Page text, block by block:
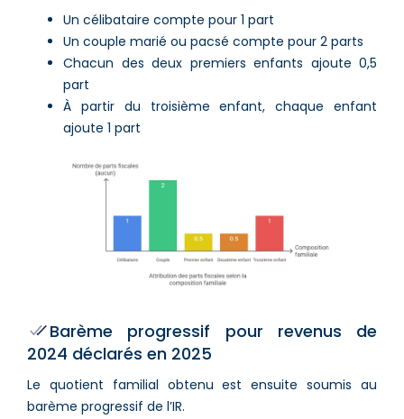
Un célibataire compte pour 1 part
Un couple marié ou pacsé compte pour 2 parts
Chacun des deux premiers enfants ajoute 0,5
part
À partir du troisième enfant, chaque enfant
ajoute 1 part
Barème progressif pour revenus de
2024 déclarés en 2025
Le quotient familial obtenu est ensuite soumis au
barème progressif de l’IR.